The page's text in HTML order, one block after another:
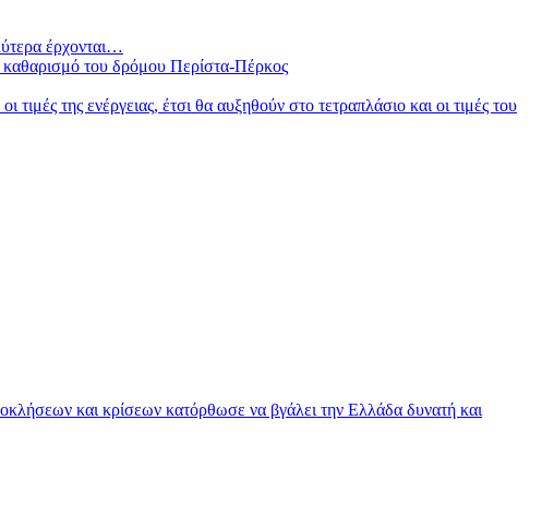
έρχονται…
του δρόμου Περίστα-Πέρκος
της ενέργειας, έτσι θα αυξηθούν στο τετραπλάσιο και οι τιμές του
και κρίσεων κατόρθωσε να βγάλει την Ελλάδα δυνατή και